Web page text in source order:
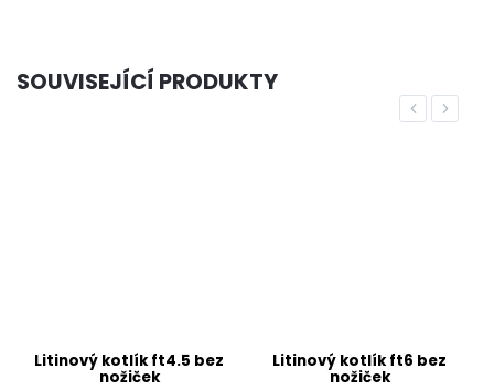
SOUVISEJÍCÍ PRODUKTY
Previous
Litinový kotlík ft4.5 bez
nožiček
Litinový kotlík ft6 bez
nožiček
Next